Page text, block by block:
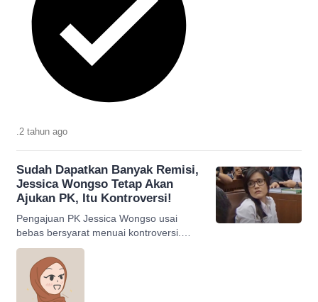
2 tahun ago
Sudah Dapatkan Banyak Remisi,
Jessica Wongso Tetap Akan
Ajukan PK, Itu Kontroversi!
Pengajuan PK Jessica Wongso usai
bebas bersyarat menuai kontroversi.
Bisa jadi tidak berhasil? Ikuti
selengkapnya!